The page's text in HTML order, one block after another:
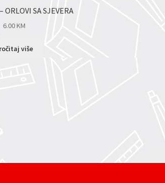
ORLOVI SA SJEVERA
6.00KM
više